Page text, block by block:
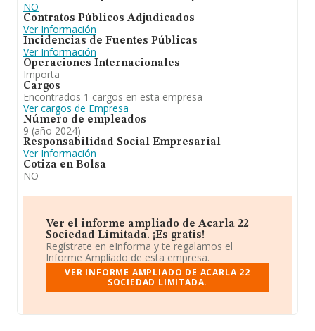
sectores, la empresa ha perdido posiciones frente al
2023. En el ranking de todas las empresas en el
territorio nacional, ha experimentado un retroceso.
NO
Contratos Públicos Adjudicados
Ver Información
Incidencias de Fuentes Públicas
Ver Información
Operaciones Internacionales
Importa
Cargos
Encontrados 1 cargos en esta empresa
Ver cargos de Empresa
Número de empleados
9 (año 2024)
Responsabilidad Social Empresarial
Ver Información
Cotiza en Bolsa
NO
Ver el informe ampliado de Acarla 22
Sociedad Limitada. ¡Es gratis!
Regístrate en eInforma y te regalamos el
Informe Ampliado de esta empresa.
VER INFORME AMPLIADO DE ACARLA 22
SOCIEDAD LIMITADA.